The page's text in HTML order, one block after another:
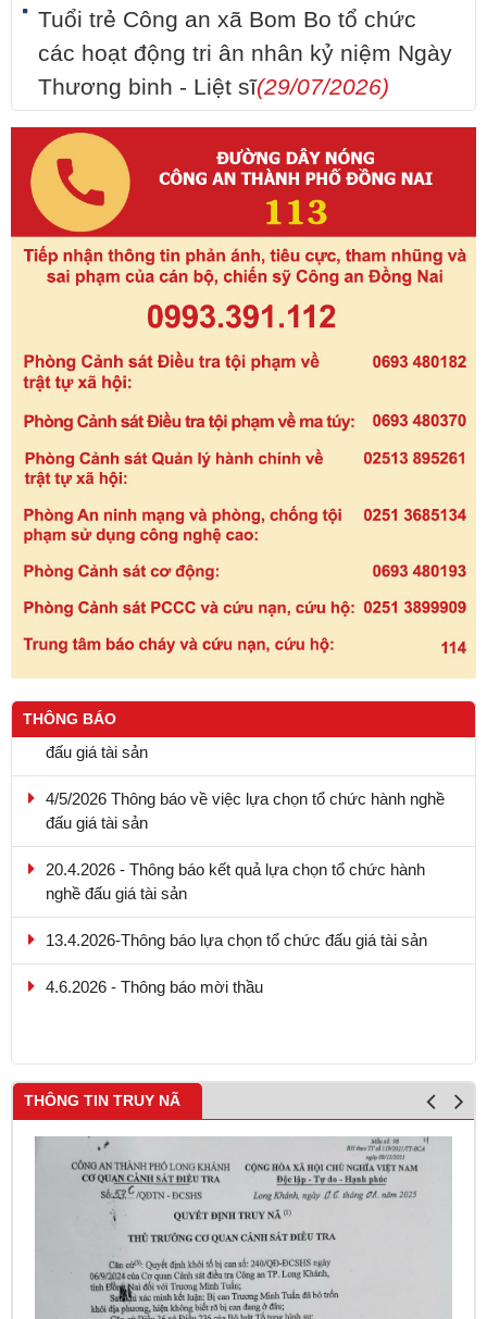
Tuổi trẻ Công an xã Bom Bo tổ chức
các hoạt động tri ân nhân kỷ niệm Ngày
Thương binh - Liệt sĩ(29/07/2026)
THÔNG BÁO
9.5.2026 - Thông báo kết quả lựa chọn tổ chức hành nghề
đấu giá tài sản
đấu giá tài sản
nghề đấu giá tài sản
THÔNG TIN TRUY NÃ